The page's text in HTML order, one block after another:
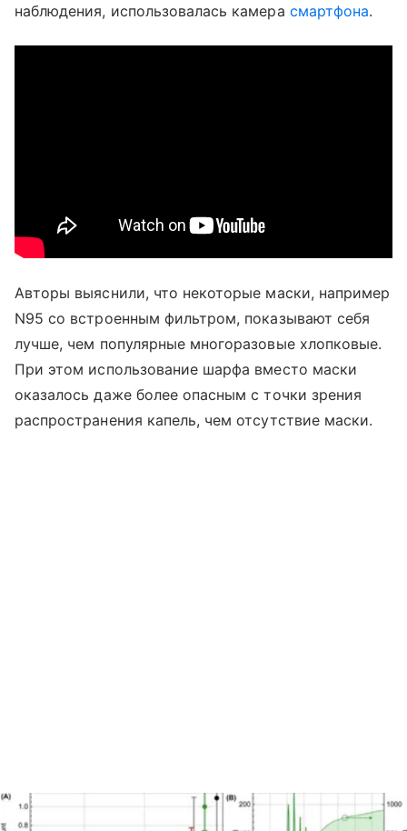
наблюдения, использовалась камера смартфона.
Авторы выяснили, что некоторые маски, например
N95 со встроенным фильтром, показывают себя
лучше, чем популярные многоразовые хлопковые.
При этом использование шарфа вместо маски
оказалось даже более опасным с точки зрения
распространения капель, чем отсутствие маски.